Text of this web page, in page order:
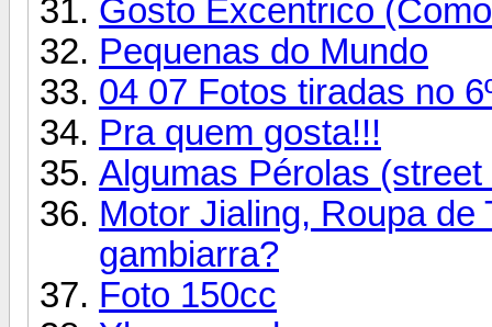
Gosto Excentrico
Pequenas do Mundo
04 07 Fotos tiradas no
Pra quem gosta!!!
Algumas Pérolas
Motor Jialing, Roupa de
gambiarra?
Foto 150cc